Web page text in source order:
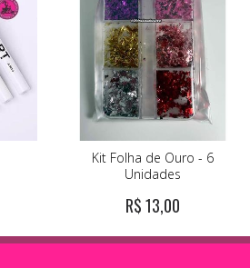
Kit Folha de Ouro - 6
Unidades
R$ 13,00